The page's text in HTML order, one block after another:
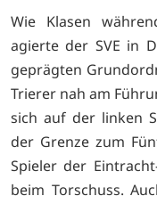
Wie Klasen
agierte der SVE in
geprägten
Trierer nah am
sich auf der linken
der Grenze zum
Spieler der
beim Torschuss.